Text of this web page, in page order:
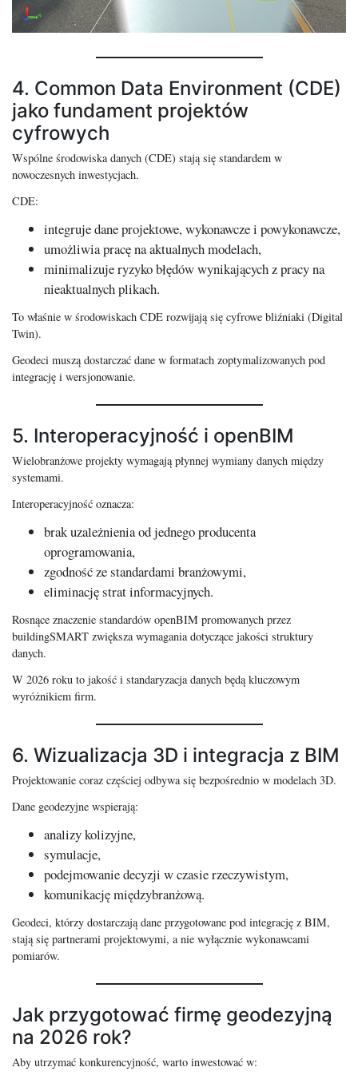
4. Common Data Environment (CDE)
jako fundament projektów
cyfrowych
Wspólne środowiska danych (CDE) stają się standardem w
nowoczesnych inwestycjach.
CDE:
integruje dane projektowe, wykonawcze i powykonawcze,
umożliwia pracę na aktualnych modelach,
minimalizuje ryzyko błędów wynikających z pracy na
nieaktualnych plikach.
To właśnie w środowiskach CDE rozwijają się cyfrowe bliźniaki (Digital
Twin).
Geodeci muszą dostarczać dane w formatach zoptymalizowanych pod
integrację i wersjonowanie.
5. Interoperacyjność i openBIM
Wielobranżowe projekty wymagają płynnej wymiany danych między
systemami.
Interoperacyjność oznacza:
brak uzależnienia od jednego producenta
oprogramowania,
zgodność ze standardami branżowymi,
eliminację strat informacyjnych.
Rosnące znaczenie standardów openBIM promowanych przez
buildingSMART zwiększa wymagania dotyczące jakości struktury
danych.
W 2026 roku to jakość i standaryzacja danych będą kluczowym
wyróżnikiem firm.
6. Wizualizacja 3D i integracja z BIM
Projektowanie coraz częściej odbywa się bezpośrednio w modelach 3D.
Dane geodezyjne wspierają:
analizy kolizyjne,
symulacje,
podejmowanie decyzji w czasie rzeczywistym,
komunikację międzybranżową.
Geodeci, którzy dostarczają dane przygotowane pod integrację z BIM,
stają się partnerami projektowymi, a nie wyłącznie wykonawcami
pomiarów.
Jak przygotować firmę geodezyjną
na 2026 rok?
Aby utrzymać konkurencyjność, warto inwestować w: